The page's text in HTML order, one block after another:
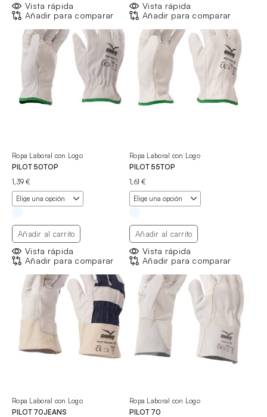
Vista rápida
Añadir para comparar
Vista rápida
Añadir para comparar
Ropa Laboral con Logo
PILOT 50TOP
1,39€
Añadir al carrito
Vista rápida
Añadir para comparar
Ropa Laboral con Logo
PILOT 55TOP
1,61€
Añadir al carrito
Vista rápida
Añadir para comparar
Ropa Laboral con Logo
PILOT 70JEANS
Ropa Laboral con Logo
PILOT 70